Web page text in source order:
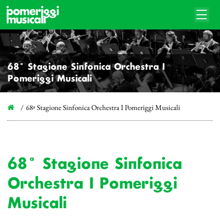
68ª Stagione Sinfonica Orchestra I
Pomeriggi Musicali
68ª Stagione Sinfonica Orchestra I Pomeriggi Musicali
68ª Stagione Sinfonica
Orchestra I Pomeriggi
Musicali